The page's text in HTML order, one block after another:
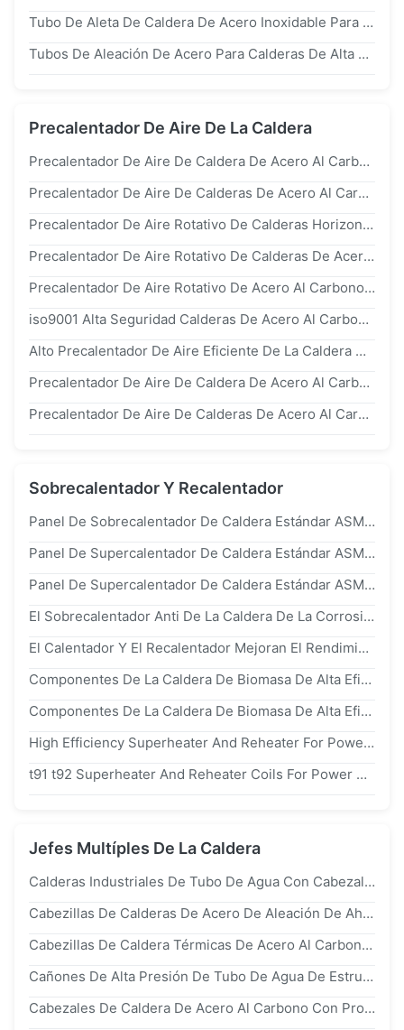
Tubo De Aleta De Caldera De Acero Inoxidable Para Transferencia De Calor Duradera En Las Industrias Química Y Petroquímica
Tubos De Aleación De Acero Para Calderas De Alta Resistencia Y Resistencia A La Corrosión Para Sistemas De Calderas Industriales
Precalentador De Aire De La Caldera
Precalentador De Aire De Caldera De Acero Al Carbono iso9001 Para El Mantenimiento De Centrales Eléctricas
Precalentador De Aire De Calderas De Acero Al Carbono Con Alta Eficiencia De Transferencia De Calor
Precalentador De Aire Rotativo De Calderas Horizontales De Acero Al Carbono Con Buena Eficiencia
Precalentador De Aire Rotativo De Calderas De Acero Al Carbono Con Estructura Compacta
Precalentador De Aire Rotativo De Acero Al Carbono De Buen Sellado En La Caldera De La Estación De La Planta
iso9001 Alta Seguridad Calderas De Acero Al Carbono Precalentador De Aire Que Reduce La Pérdida De Calor
Alto Precalentador De Aire Eficiente De La Caldera Circulado Naturalmente Para El Estándar De La Central Eléctrica ASME
Precalentador De Aire De Caldera De Acero Al Carbono De Alta Seguridad Que Mejora El Rendimiento De La Caldera
Precalentador De Aire De Calderas De Acero Al Carbono De Diseño Personalizado Con Alto Rendimiento
Sobrecalentador Y Recalentador
Panel De Sobrecalentador De Caldera Estándar ASME / Serpentín De Sobrecalentador Para Calderas De Vapor Industriales sa213 t11, t12, t22, t91, 12Cr1MoVG, 15crmog
Panel De Supercalentador De Caldera Estándar ASME / Bobina De Supercalentador Para Caldera De Central Eléctrica sa213 t11, t12, t22, t91, 12Cr1MoVG, 15crmog
Panel De Supercalentador De Caldera Estándar ASME / Bobina De Supercalentador Para Caldera De Central Eléctrica
El Sobrecalentador Anti De La Caldera De La Corrosión Y El Tubo Inconsútil Del Recalentador Arrolla Para La Central Eléctrica
El Calentador Y El Recalentador Mejoran El Rendimiento De Las Centrales Eléctricas Con Equipos Esenciales
Componentes De La Caldera De Biomasa De Alta Eficiencia, Supercalentador De Vapor Y Recalentador
Componentes De La Caldera De Biomasa De Alta Eficiencia, Supercalentador De Vapor Y Recalentador
High Efficiency Superheater And Reheater For Power Plants
t91 t92 Superheater And Reheater Coils For Power Plant Boilers
Jefes Multíples De La Caldera
Calderas Industriales De Tubo De Agua Con Cabezales De Maniobras De 1 A 20 Toneladas Para Centrales Eléctricas
Cabezillas De Calderas De Acero De Aleación De Ahorro De Energía Con Una Eficiencia Térmica Del 92,4% Al 94,5% Para Centrales Eléctricas Industriales
Cabezillas De Caldera Térmicas De Acero Al Carbono De Alta Eficiencia Con 92,4% A 94,5% De Eficiencia Térmica En Estilo Horizontal
Cañones De Alta Presión De Tubo De Agua De Estructura De La Caldera Con Una Garantía De 1 Año Para Aplicaciones Industriales
Cabezales De Caldera De Acero Al Carbono Con Producción De Vapor Máx. 20 T/H Y Diseño De Tubos De Agua De Circulación Natural